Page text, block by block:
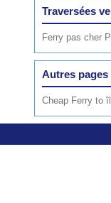
Traversées
Ferry pas cher
Autres pages
Cheap Ferry to